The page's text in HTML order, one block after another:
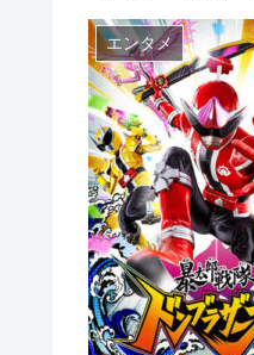
エンタメ